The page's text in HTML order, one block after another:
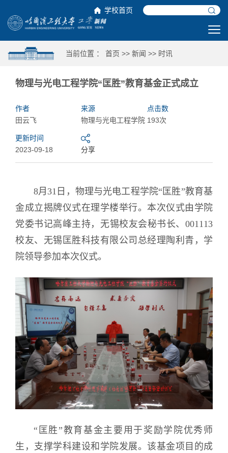
学校首页
当前位置 ： 首页 >> 新闻 >> 时讯
物理与光电工程学院“匡胜”教育基金正式成立
作者
田云飞
来源
物理与光电工程学院
点击数
193次
更新时间
2023-09-18
分享
8月31日，物理与光电工程学院“匡胜”教育基
金成立揭牌仪式在理学楼举行。本次仪式由学院
党委书记高峰主持，无锡校友会秘书长、 001113
校友、 无锡匡胜科技有限公司总经理陶利青，学
院领导参加本次仪式。
“匡胜”教育基金主要用于奖励学院优秀师
生，支撑学科建设和学院发展。该基金项目的成